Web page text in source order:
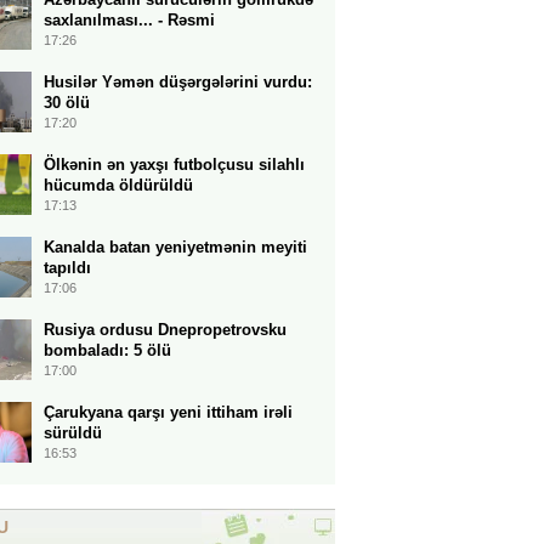
saxlanılması... - Rəsmi
17:26
Husilər Yəmən düşərgələrini vurdu:
30 ölü
17:20
Ölkənin ən yaxşı futbolçusu silahlı
hücumda öldürüldü
17:13
Kanalda batan yeniyetmənin meyiti
tapıldı
17:06
Rusiya ordusu Dnepropetrovsku
bombaladı: 5 ölü
17:00
Çarukyana qarşı yeni ittiham irəli
sürüldü
16:53